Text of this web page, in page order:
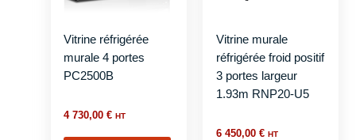
Vitrine réfrigérée
murale 4 portes
PC2500B
4 730,00€ HT
Vitrine murale
réfrigérée froid positif
3 portes largeur
1.93m RNP20-U5
6 450,00 € HT